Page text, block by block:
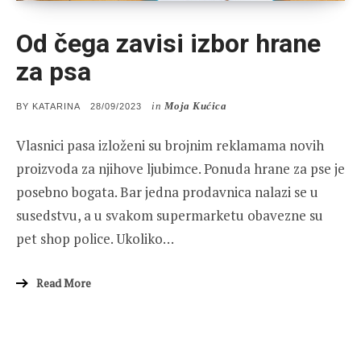
Od čega zavisi izbor hrane
za psa
BY KATARINA
POSTED
28/09/2023 in Moja Kućica
Vlasnici pasa izloženi su brojnim reklamama novih
proizvoda za njihove ljubimce. Ponuda hrane za pse je
posebno bogata. Bar jedna prodavnica nalazi se u
susedstvu, a u svakom supermarketu obavezne su
pet shop police. Ukoliko…
Read More